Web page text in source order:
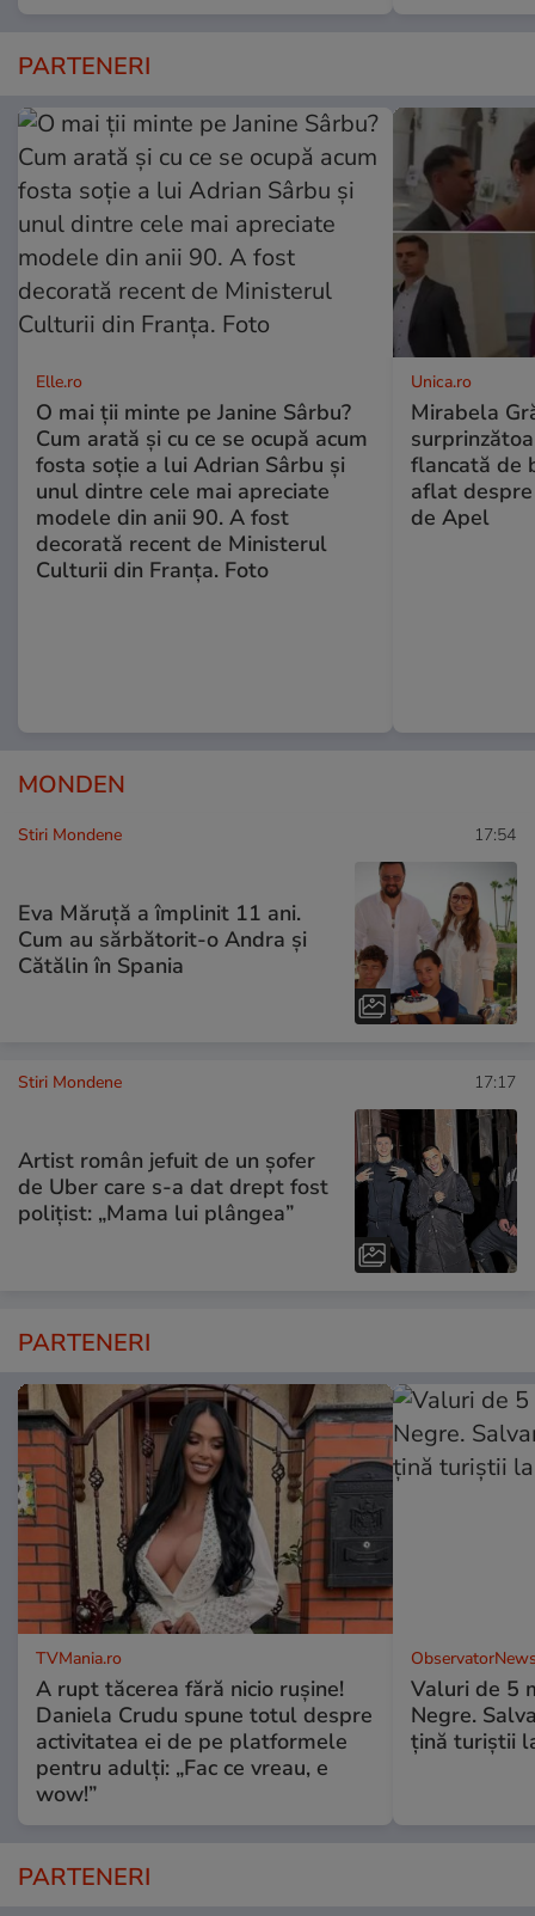
PARTENERI
Elle.ro
O mai ții minte pe Janine Sârbu?
Cum arată și cu ce se ocupă acum
fosta soție a lui Adrian Sârbu și
unul dintre cele mai apreciate
modele din anii 90. A fost
decorată recent de Ministerul
Culturii din Franța. Foto
Unica.ro
Mirabela
flancată de
aflat
de Apel
MONDEN
Stiri Mondene 17:54
Eva Măruță a împlinit 11 ani.
Cum au sărbătorit-o Andra și
Cătălin în Spania
Stiri Mondene 17:17
Artist român jefuit de un șofer
de Uber care s-a dat drept fost
polițist: „Mama lui plângea”
PARTENERI
TVMania.ro
A rupt tăcerea fără nicio rușine!
Daniela Crudu spune totul despre
activitatea ei de pe platformele
pentru adulți: „Fac ce vreau, e
wow!”
Valuri de 5
Negre.
ţină turiştii
PARTENERI